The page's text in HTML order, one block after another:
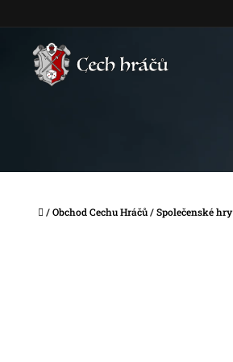
Domů
/Obchod Cechu Hráčů/Společenské hry